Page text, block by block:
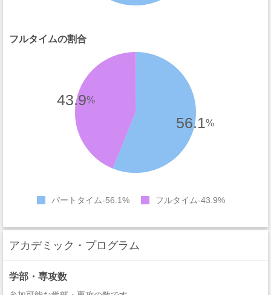
フルタイムの割合
56.1%
43.9%
パートタイム 56.1% フルタイム 43.9%
アカデミック・プログラム
学部・専攻数